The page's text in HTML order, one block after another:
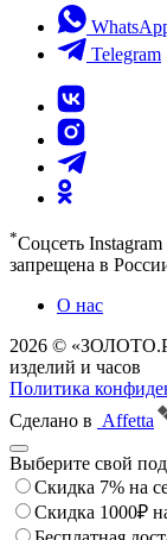
Telegram
*Соцсеть
запрещена в
О нас
2026 ©
изделий и часов
Политика
Сделано в Affetta
Выберите свой
Скидка 7% на
Скидка 1000₽